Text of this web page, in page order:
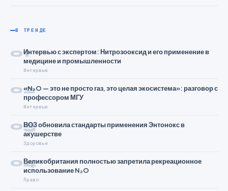
В ТРЕНДЕ
01Интервью с экспертом: Нитрозооксид и его применение в
медицине и промышленности
Интервью
02«N₂O — это не просто газ, это целая экосистема»: разговор с
профессором МГУ
Интервью
03ВОЗ обновила стандарты применения Энтонокс в
акушерстве
Здоровье
04Великобритания полностью запретила рекреационное
использование N₂O
Право